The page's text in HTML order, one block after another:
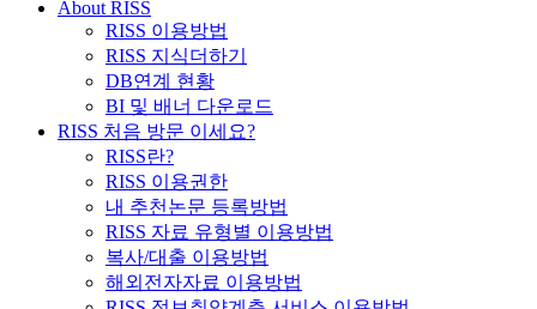
About RISS
RISS 이용방법
RISS 지식더하기
DB연계 현황
BI 및 배너 다운로드
RISS 처음 방문 이세요?
RISS란?
RISS 이용권한
내 추천논문 등록방법
RISS 자료 유형별 이용방법
복사/대출 이용방법
해외전자자료 이용방법